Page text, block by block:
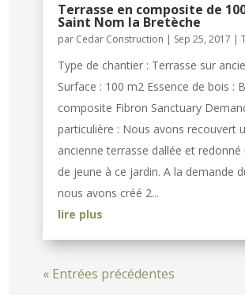
Terrasse en composite de
Saint Nom la Bretèche
par Cedar Construction | Sep 25, 2017 |
Type de chantier : Terrasse sur
Surface : 100 m2 Essence de bois :
composite Fibron Sanctuary
particulière : Nous avons recouvert
ancienne terrasse dallée et redonné
de jeune à ce jardin. A la demande
nous avons créé 2...
lire plus
« Entrées précédentes